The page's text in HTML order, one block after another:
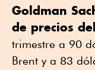
Goldman
de ⁠precios
trimestre a 90
Brent y a 83